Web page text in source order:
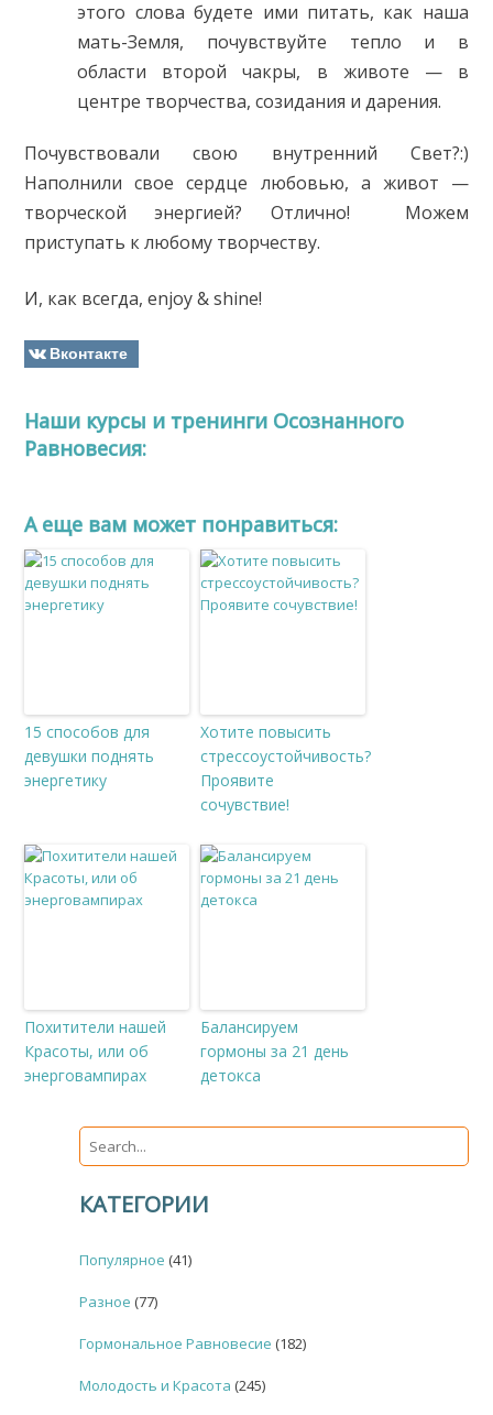
этого слова будете ими питать, как наша
мать-Земля, почувствуйте тепло и в
области второй чакры, в животе — в
центре творчества, созидания и дарения.
Почувствовали свою внутренний Свет?:)
Наполнили свое сердце любовью, а живот —
творческой энергией? Отлично! Можем
приступать к любому творчеству.
И, как всегда, enjoy & shine!
Вконтакте
Наши курсы и тренинги Осознанного
Равновесия:
A еще вам может понравиться:
15 способов для
девушки поднять
энергетику
Хотите повысить
стрессоустойчивость?
Проявите
сочувствие!
Похитители нашей
Красоты, или об
энерговампирах
Балансируем
гормоны за 21 день
детокса
КАТЕГОРИИ
Популярное (41)
Разное (77)
Гормональное Равновесие (182)
Молодость и Красота (245)